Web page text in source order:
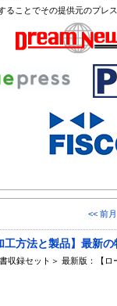
ることでその提供元のプレ
<< 前月
工方法と製品】最新
収録セット＞ 最新版：【